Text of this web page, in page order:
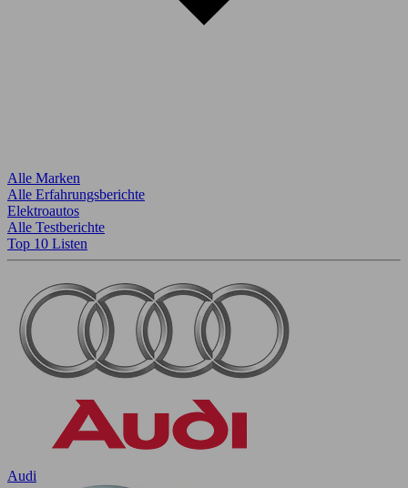
Alle Marken
Alle Erfahrungsberichte
Elektroautos
Alle Testberichte
Top 10 Listen
Audi